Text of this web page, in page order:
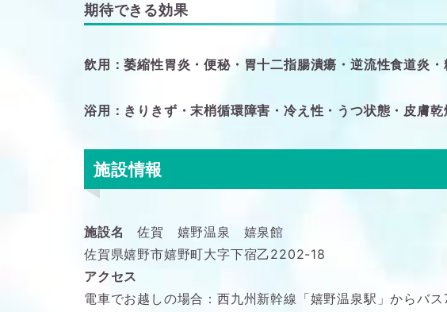
期待できる効果
飲用：萎縮性胃炎・便秘・胃十二指腸潰瘍・逆流性食道炎
浴用：きりきず・末梢循環障害・冷え性・うつ状態・皮膚乾
施設情報
施設名
佐賀 嬉野温泉 嬉泉館
佐賀県嬉野市嬉野町大字下宿乙2202-18
アクセス
電車でお越しの場合：西九州新幹線「嬉野温泉駅」からバ